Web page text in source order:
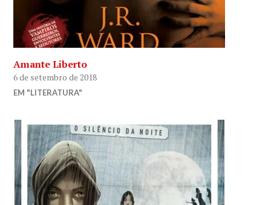
Amante Liberto
6 de setembro de 2018
EM "LITERATURA"